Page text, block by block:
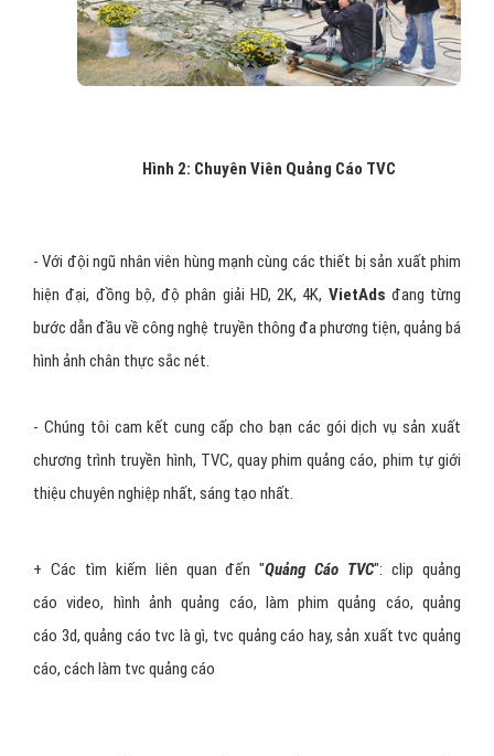
Hình 2: Chuyên Viên Quảng Cáo TVC
-Với đội ngũ nhân viên hùng mạnh cùng các thiết bị sản xuất phim
hiện đại, đồng bộ, độ phân giải HD, 2K, 4K, VietAds đang từng
bước dẫn đầu về công nghệ truyền thông đa phương tiện, quảng bá
hình ảnh chân thực sắc nét.
- Chúng tôi cam kết cung cấp cho bạn các gói dịch vụ sản xuất
chương trình truyền hình, TVC, quay phim quảng cáo, phim tự giới
thiệu chuyên nghiệp nhất, sáng tạo nhất.
+ Các tìm kiếm liên quan đến "Quảng Cáo TVC": clip quảng
cáo video, hình ảnh quảng cáo, làm phim quảng cáo,quảng
cáo 3d,quảng cáo tvc là gì, tvc quảng cáo hay,sản xuất tvc quảng
cáo, cách làm tvc quảng cáo